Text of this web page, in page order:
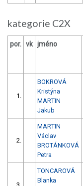
kategorie C2X
por. vk jméno
1.
BOKROVÁ
Kristýna
MARTIN
Jakub
2.
MARTIN
Václav
BROTÁNKOVÁ
Petra
TONCAROVÁ
Blanka